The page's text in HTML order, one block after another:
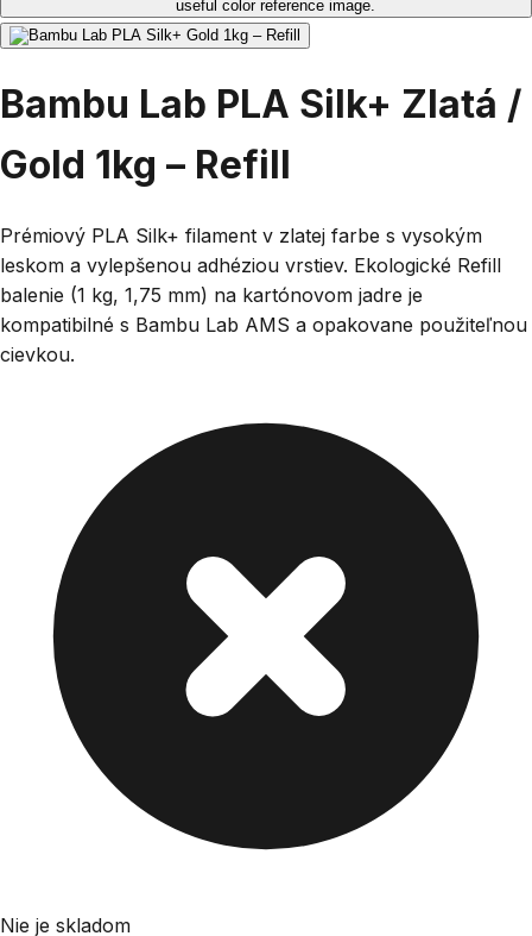
Bambu Lab PLA Silk+ Zlatá /
Gold 1kg – Refill
Prémiový PLA Silk+ filament v zlatej farbe s vysokým
leskom a vylepšenou adhéziou vrstiev. Ekologické Refill
balenie (1 kg, 1,75 mm) na kartónovom jadre je
kompatibilné s Bambu Lab AMS a opakovane použiteľnou
cievkou.
Nie je skladom